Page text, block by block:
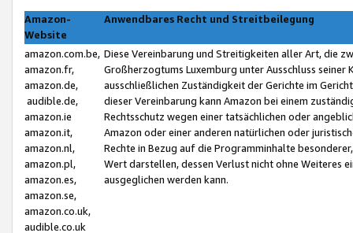
Amazon-
Website
Anwendbares Recht und Streitbeilegung
amazon.com.be,
amazon.fr,
amazon.de,
audible.de,
amazon.ie
amazon.it,
amazon.nl,
amazon.pl,
amazon.es,
amazon.se,
amazon.co.uk,
audible.co.uk
Diese Vereinbarung und Streitigkeiten aller Art, die
Großherzogtums Luxemburg unter Ausschluss
ausschließlichen Zuständigkeit der Gerichte im
dieser Vereinbarung kann Amazon bei einem
Rechtsschutz wegen einer tatsächlichen oder
Amazon oder einer anderen natürlichen oder
Rechte in Bezug auf die Programminhalte
Wert darstellen, dessen Verlust nicht ohne Weiteres
ausgeglichen werden kann.